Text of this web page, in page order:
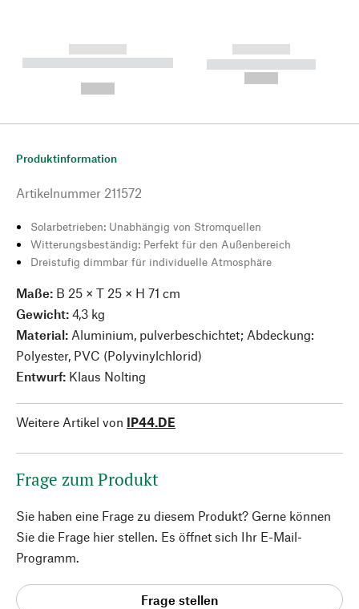
------------
----------- ----------- --------
------------
----------- -----------
Produktinformation
Artikelnummer 211572
Solarbetrieben: Unabhängig von Stromquellen
Witterungsbeständig: Perfekt für den Außenbereich
Dreistufig dimmbar für individuelle Atmosphäre
Maße: B 25 × T 25 × H 71 cm
Gewicht: 4,3 kg
Material: Aluminium, pulverbeschichtet; Abdeckung:
Polyester, PVC (Polyvinylchlorid)
Entwurf: Klaus Nolting
Weitere Artikel von IP44.DE
Frage zum Produkt
Sie haben eine Frage zu diesem Produkt? Gerne können
Sie die Frage hier stellen. Es öffnet sich Ihr E-Mail-
Programm.
Frage stellen